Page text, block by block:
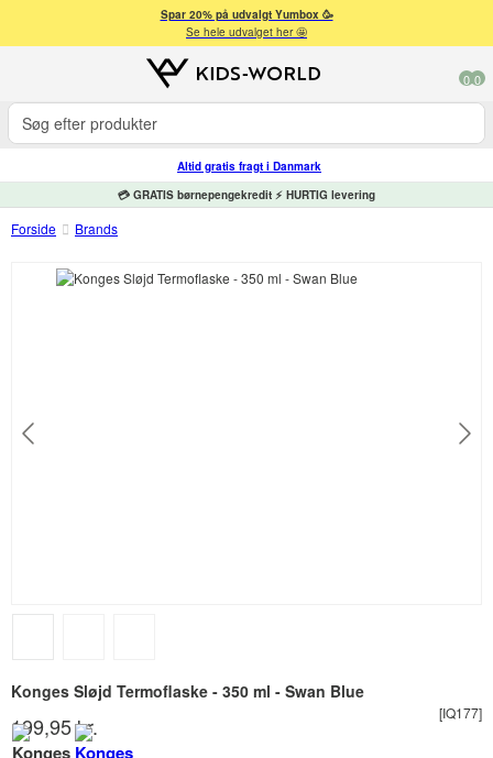
Spar 20% på udvalgt Yumbox 🥳
Se hele udvalget her 🤩
0 0
Altid gratis fragt i Danmark
💳 GRATIS børnepengekredit ⚡ HURTIG levering
Forside Brands
Konges Sløjd Termoflaske - 350 ml - Swan Blue
[IQ177]
199,95 kr.